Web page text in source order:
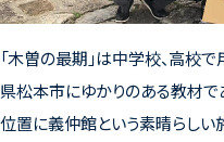
「木曽の最期」は中学校、高校
県松本市にゆかりのある教材で
位置に義仲館という素晴らしい